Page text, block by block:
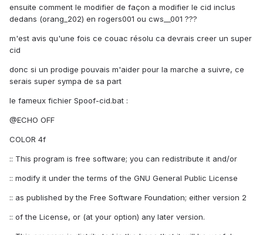
ensuite comment le modifier de façon a modifier le cid inclus
dedans (orang_202) en rogers001 ou cws__001 ???
m'est avis qu'une fois ce couac résolu ca devrais creer un super
cid
donc si un prodige pouvais m'aider pour la marche a suivre, ce
serais super sympa de sa part
le fameux fichier Spoof-cid.bat :
@ECHO OFF
COLOR 4f
:: This program is free software; you can redistribute it and/or
:: modify it under the terms of the GNU General Public License
:: as published by the Free Software Foundation; either version 2
:: of the License, or (at your option) any later version.